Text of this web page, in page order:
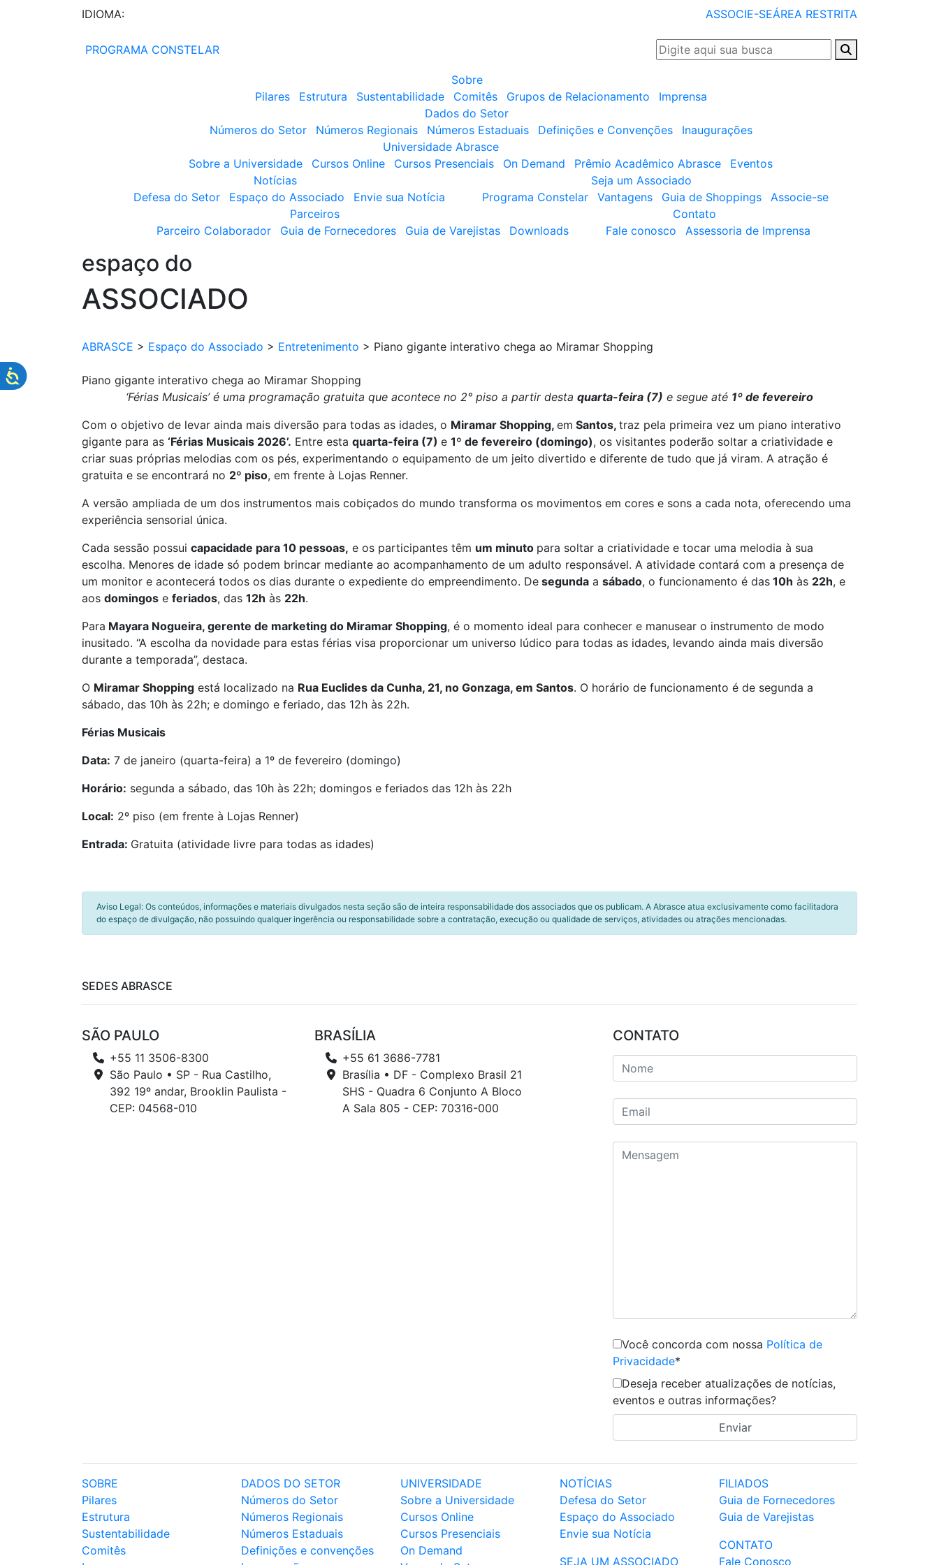
IDIOMA: ASSOCIE-SEÁREA RESTRITA
PROGRAMA CONSTELAR
Sobre
Pilares
Estrutura Sustentabilidade Comitês Grupos de Relacionamento
Imprensa
Dados do Setor
Números do Setor
Números Regionais Números Estaduais Definições e Convenções
Inaugurações
Universidade Abrasce
Sobre a Universidade
Cursos Online Cursos Presenciais On Demand Prêmio Acadêmico Abrasce
Eventos
Notícias
Defesa do Setor
Espaço do Associado Envie sua Notícia
Seja um Associado
Programa Constelar
Vantagens Guia de Shoppings
Associe-se
Parceiros
Parceiro Colaborador
Guia de Fornecedores Guia de Varejistas Downloads
Contato
Fale conosco
Assessoria de Imprensa
espaço do
ASSOCIADO
ABRASCE > Espaço do Associado > Entretenimento > Piano gigante interativo chega ao Miramar Shopping
Piano gigante interativo chega ao Miramar Shopping
‘Férias Musicais’ é uma programação gratuita que acontece no 2° piso a partir desta quarta-feira (7) e segue até 1º de fevereiro
Com o objetivo de levar ainda mais diversão para todas as idades, o Miramar Shopping, em Santos, traz pela primeira vez um piano interativo
gigante para as ‘Férias Musicais 2026’. Entre esta quarta-feira (7) e 1º de fevereiro (domingo), os visitantes poderão soltar a criatividade e
criar suas próprias melodias com os pés, experimentando o equipamento de um jeito divertido e diferente de tudo que já viram. A atração é
gratuita e se encontrará no 2º piso, em frente à Lojas Renner.
A versão ampliada de um dos instrumentos mais cobiçados do mundo transforma os movimentos em cores e sons a cada nota, oferecendo uma
experiência sensorial única.
Cada sessão possui capacidade para 10 pessoas, e os participantes têm um minuto para soltar a criatividade e tocar uma melodia à sua
escolha. Menores de idade só podem brincar mediante ao acompanhamento de um adulto responsável. A atividade contará com a presença de
um monitor e acontecerá todos os dias durante o expediente do empreendimento. De segunda a sábado, o funcionamento é das 10h às 22h, e
aos domingos e feriados, das 12h às 22h.
Para Mayara Nogueira, gerente de marketing do Miramar Shopping, é o momento ideal para conhecer e manusear o instrumento de modo
inusitado. “A escolha da novidade para estas férias visa proporcionar um universo lúdico para todas as idades, levando ainda mais diversão
durante a temporada”, destaca.
O Miramar Shopping está localizado na Rua Euclides da Cunha, 21, no Gonzaga, em Santos. O horário de funcionamento é de segunda a
sábado, das 10h às 22h; e domingo e feriado, das 12h às 22h.
Férias Musicais
Data: 7 de janeiro (quarta-feira) a 1º de fevereiro (domingo)
Horário: segunda a sábado, das 10h às 22h; domingos e feriados das 12h às 22h
Local: 2º piso (em frente à Lojas Renner)
Entrada: Gratuita (atividade livre para todas as idades)
Aviso Legal: Os conteúdos, informações e materiais divulgados nesta seção são de inteira responsabilidade dos associados que os publicam. A Abrasce atua exclusivamente como facilitadora
do espaço de divulgação, não possuindo qualquer ingerência ou responsabilidade sobre a contratação, execução ou qualidade de serviços, atividades ou atrações mencionadas.
SEDES ABRASCE
SÃO PAULO
+55 11 3506-8300
São Paulo • SP - Rua Castilho,
392 19º andar, Brooklin Paulista -
CEP: 04568-010
BRASÍLIA
+55 61 3686-7781
Brasília • DF - Complexo Brasil 21
SHS - Quadra 6 Conjunto A Bloco
A Sala 805 - CEP: 70316-000
CONTATO
Você concorda com nossa Política de
Privacidade*
Deseja receber atualizações de notícias,
eventos e outras informações?
SOBRE
Pilares
Estrutura
Sustentabilidade
Comitês
DADOS DO SETOR
Números do Setor
Números Regionais
Números Estaduais
Definições e convenções
UNIVERSIDADE
Sobre a Universidade
Cursos Online
Cursos Presenciais
On Demand
NOTÍCIAS
Defesa do Setor
Espaço do Associado
Envie sua Notícia
SEJA UM ASSOCIADO
FILIADOS
Guia de Fornecedores
Guia de Varejistas
CONTATO
Fale Conosco